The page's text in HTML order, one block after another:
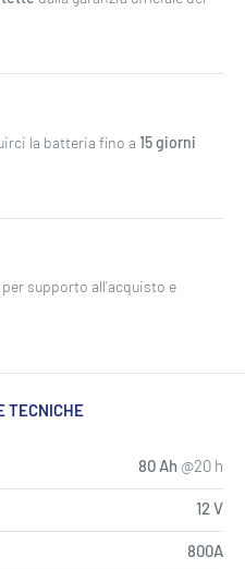
da molti, in tutta sicurezza
i nostri dati bancari.
la merce. Il contrassegno
costo dei corrieri espressi.
la batteria fino a 15 giorni
supporto all’acquisto e
TECNICHE
80 Ah @20 h
12 V
800A